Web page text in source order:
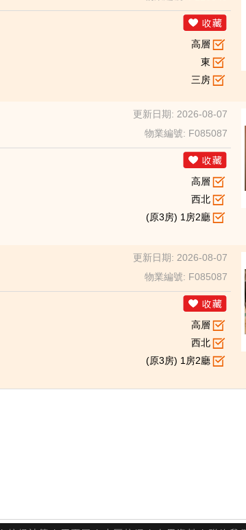
高層
東
三房
更新日期: 2026-08-07
物業編號: F085087
高層
西北
(原3房) 1房2廳
更新日期: 2026-08-07
物業編號: F085087
高層
西北
(原3房) 1房2廳